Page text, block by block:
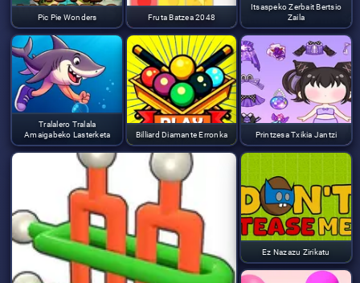
Pic Pie Wonders Fruta Batzea 2048
Itsaspeko Zerbait Bertsio
Zaila
Tralalero Tralala
Amaigabeko Lasterketa
Billiard Diamante Erronka Printzesa Txikia Jantzi
Ez Nazazu Zirikatu